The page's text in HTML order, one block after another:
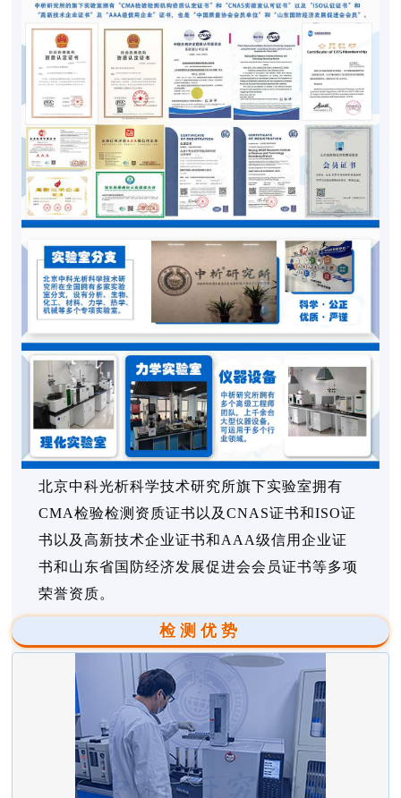
北京中科光析科学技术研究所旗下实验室拥有
CMA检验检测资质证书以及CNAS证书和ISO证
书以及高新技术企业证书和AAA级信用企业证
书和山东省国防经济发展促进会会员证书等多项
荣誉资质。
检测优势